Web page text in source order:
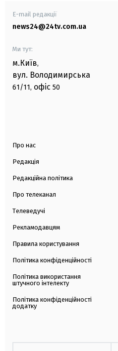
E-mail редакції
news24@24tv.com.ua
Ми тут:
м.Київ,
вул. Володимирська
61/11, офіс 50
Про нас
Редакція
Редакційна політика
Про телеканал
Телеведучі
Рекламодавцям
Правила користування
Політика конфіденційності
Політика використання
штучного інтелекту
Політика конфіденційності
додатку